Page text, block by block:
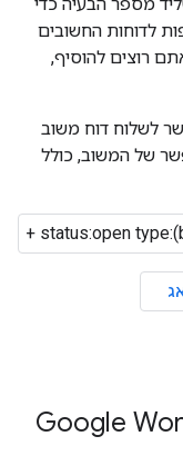
לדוחות החשובים
רוצים להוסיף,
לשלוח דוח משוב
של המשוב, כולל